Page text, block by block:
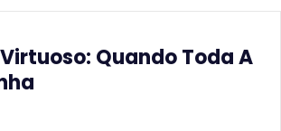
Quando Toda A